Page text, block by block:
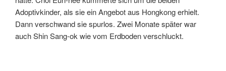
Adoptivkinder, als sie ein Angebot aus Hongkong erhielt.
Dann verschwand sie spurlos. Zwei Monate später war
auch Shin Sang-ok wie vom Erdboden verschluckt.